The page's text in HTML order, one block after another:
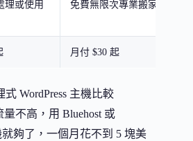
理或使用
免費無限次專業搬家
月付 $30 起
WordPress 主機比較
不高，用 Bluehost 或
夠了，一個月花不到 5 塊美